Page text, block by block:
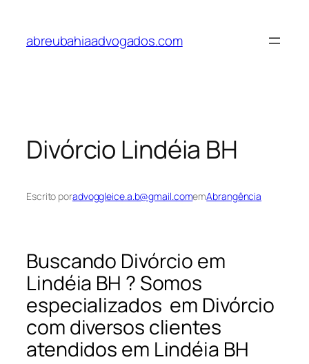
abreubahiaadvogados.com
Divórcio Lindéia BH
Escrito poradvoggleice.a.b@gmail.comemAbrangência
Buscando Divórcio em
Lindéia BH ? Somos
especializados em Divórcio
com diversos clientes
atendidos em Lindéia BH